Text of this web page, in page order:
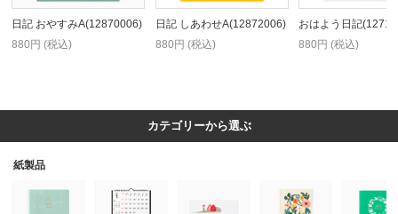
日記 おやすみA(12870006)
880円 (税込)
日記 しあわせA(12872006)
880円 (税込)
おはよう日記
880円 (税込)
カテゴリーから選ぶ
紙製品